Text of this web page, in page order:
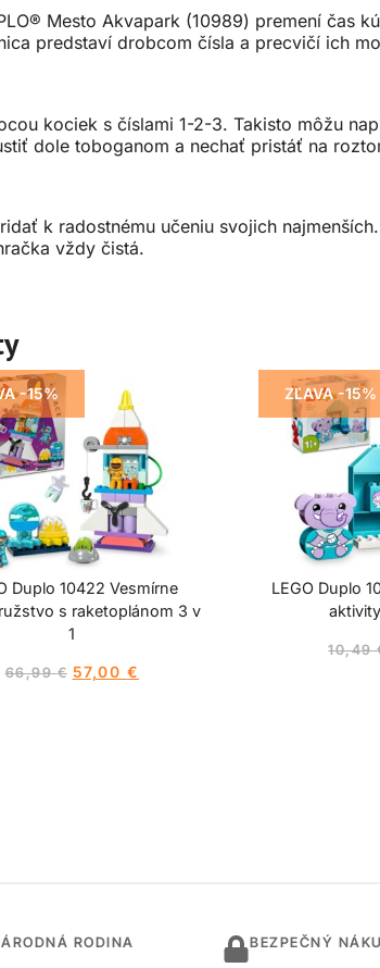
Mesto Akvapark (10989) premení čas
predstaví drobcom čísla a precvičí ich
kociek s číslami 1-2-3. Takisto môžu
dole toboganom a nechať pristáť na
k radostnému učeniu svojich
vždy čistá.
-15%
Duplo 10422 Vesmírne
s raketoplánom 3 v
1
66,99€ 57,00 €
ZĽAVA -15%
LEGO Duplo
10,49
RODINA BEZPEČNÝ